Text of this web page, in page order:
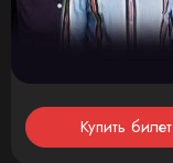
Купить билет